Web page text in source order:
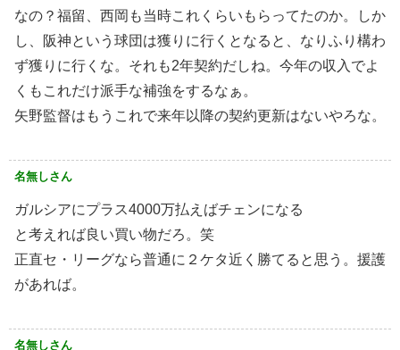
なの？福留、西岡も当時これくらいもらってたのか。しか
し、阪神という球団は獲りに行くとなると、なりふり構わ
ず獲りに行くな。それも2年契約だしね。今年の収入でよ
くもこれだけ派手な補強をするなぁ。
矢野監督はもうこれで来年以降の契約更新はないやろな。
名無しさん
ガルシアにプラス4000万払えばチェンになる
と考えれば良い買い物だろ。笑
正直セ・リーグなら普通に２ケタ近く勝てると思う。援護
があれば。
名無しさん